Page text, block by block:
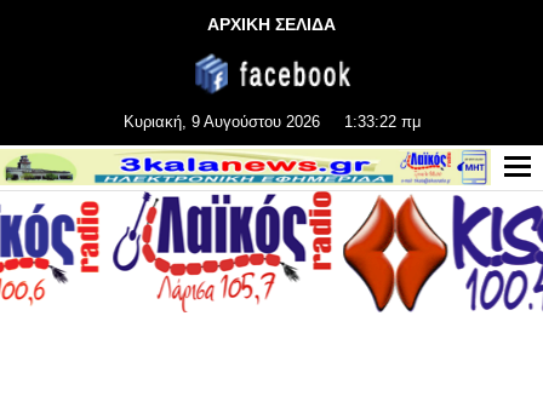
ΑΡΧΙΚΗ ΣΕΛΙΔΑ
Κυριακή, 9 Αυγούστου 2026 1:33:22 πμ